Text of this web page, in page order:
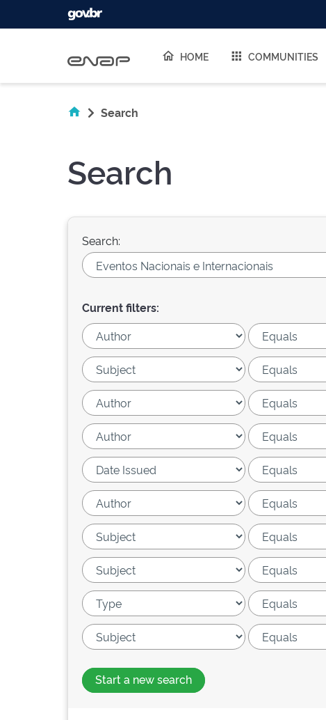
HOME COMMUNITIES
Search
Search
Search:
Current filters:
Start a new search